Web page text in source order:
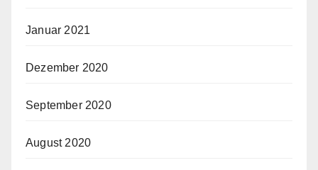
Januar 2021
Dezember 2020
September 2020
August 2020